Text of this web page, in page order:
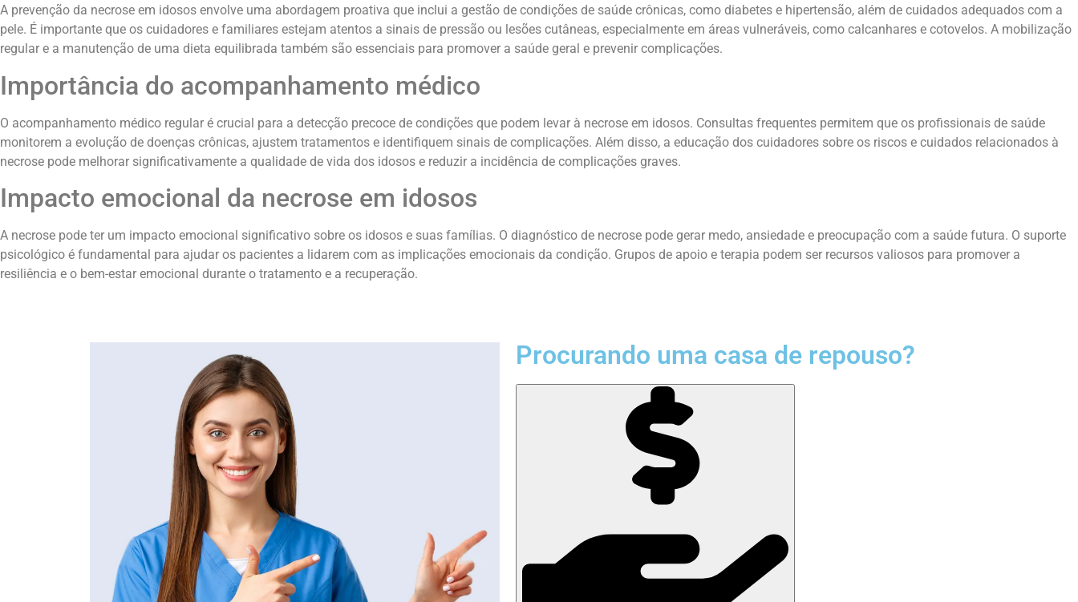
A prevenção da necrose em idosos envolve uma abordagem proativa que inclui a gestão de condições de saúde crônicas, como diabetes e hipertensão, além de cuidados adequados com a
pele. É importante que os cuidadores e familiares estejam atentos a sinais de pressão ou lesões cutâneas, especialmente em áreas vulneráveis, como calcanhares e cotovelos. A mobilização
regular e a manutenção de uma dieta equilibrada também são essenciais para promover a saúde geral e prevenir complicações.
Importância do acompanhamento médico
O acompanhamento médico regular é crucial para a detecção precoce de condições que podem levar à necrose em idosos. Consultas frequentes permitem que os profissionais de saúde
monitorem a evolução de doenças crônicas, ajustem tratamentos e identifiquem sinais de complicações. Além disso, a educação dos cuidadores sobre os riscos e cuidados relacionados à
necrose pode melhorar significativamente a qualidade de vida dos idosos e reduzir a incidência de complicações graves.
Impacto emocional da necrose em idosos
A necrose pode ter um impacto emocional significativo sobre os idosos e suas famílias. O diagnóstico de necrose pode gerar medo, ansiedade e preocupação com a saúde futura. O suporte
psicológico é fundamental para ajudar os pacientes a lidarem com as implicações emocionais da condição. Grupos de apoio e terapia podem ser recursos valiosos para promover a
resiliência e o bem-estar emocional durante o tratamento e a recuperação.
Procurando uma casa de repouso?